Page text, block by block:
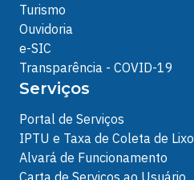
Turismo
Ouvidoria
e-SIC
Transparência - COVID-19
Serviços
Portal de Serviços
IPTU e Taxa de Coleta de Lixo
Alvará de Funcionamento